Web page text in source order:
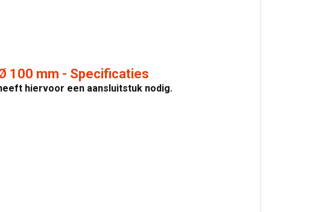
100 mm - Specificaties
hiervoor een aansluitstuk nodig.